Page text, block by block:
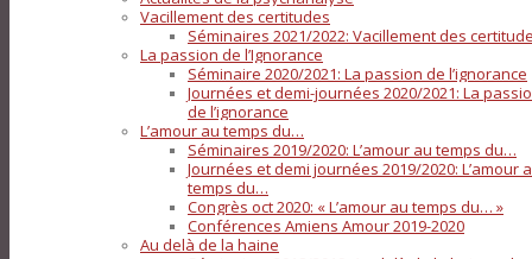
Vacillement des certitudes
Séminaires 2021/2022: Vacillement des
La passion de l’Ignorance
Séminaire 2020/2021: La passion de l’ignorance
Journées et demi-journées 2020/2021: La
de l’ignorance
L’amour au temps du…
Séminaires 2019/2020: L’amour au temps du…
Journées et demi journées 2019/2020: L’amour
temps du…
Congrès oct 2020: « L’amour au temps du… »
Conférences Amiens Amour 2019-2020
Au delà de la haine